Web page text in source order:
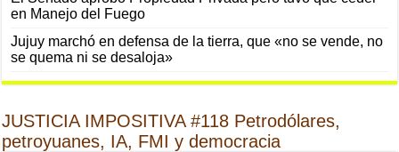
en Manejo del Fuego
Jujuy marchó en defensa de la tierra, que «no se vende, no
se quema ni se desaloja»
JUSTICIA IMPOSITIVA #118 Petrodólares,
petroyuanes, IA, FMI y democracia